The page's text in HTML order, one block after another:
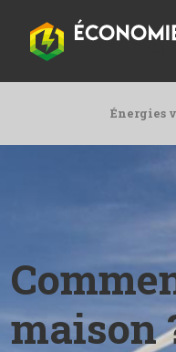
Énergies
maison